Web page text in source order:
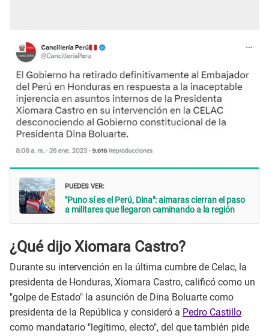
PUEDES VER:
"Puno sí es el Perú, Dina": aimaras cierran el paso
a militares que llegaron caminando a la región
¿Qué dijo Xiomara Castro?
Durante su intervención en la última cumbre de Celac, la
presidenta de Honduras, Xiomara Castro, calificó como un
"golpe de Estado" la asunción de Dina Boluarte como
presidenta de la República y consideró a Pedro Castillo
como mandatario "legítimo, electo", del que también pide